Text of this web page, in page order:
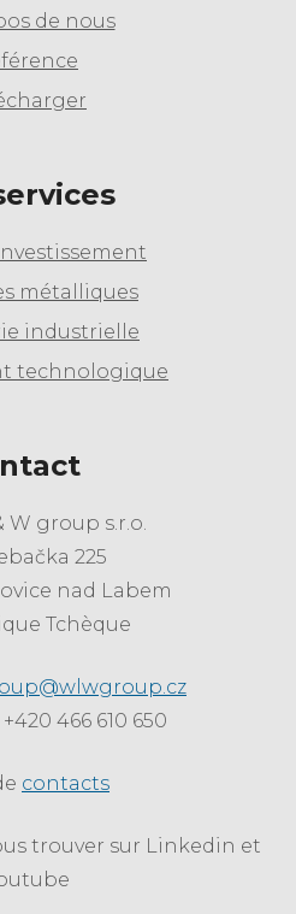
de nous
métalliques
industrielle
technologique
W group s.r.o.
225
nad Labem
Tchèque
466 610 650
contacts
trouver sur Linkedin et